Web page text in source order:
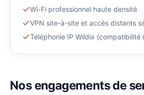
Wi-Fi professionnel haute densité
VPN site-à-site et accès distants
Téléphonie IP Wildix (compatibilité
Nos engagements de